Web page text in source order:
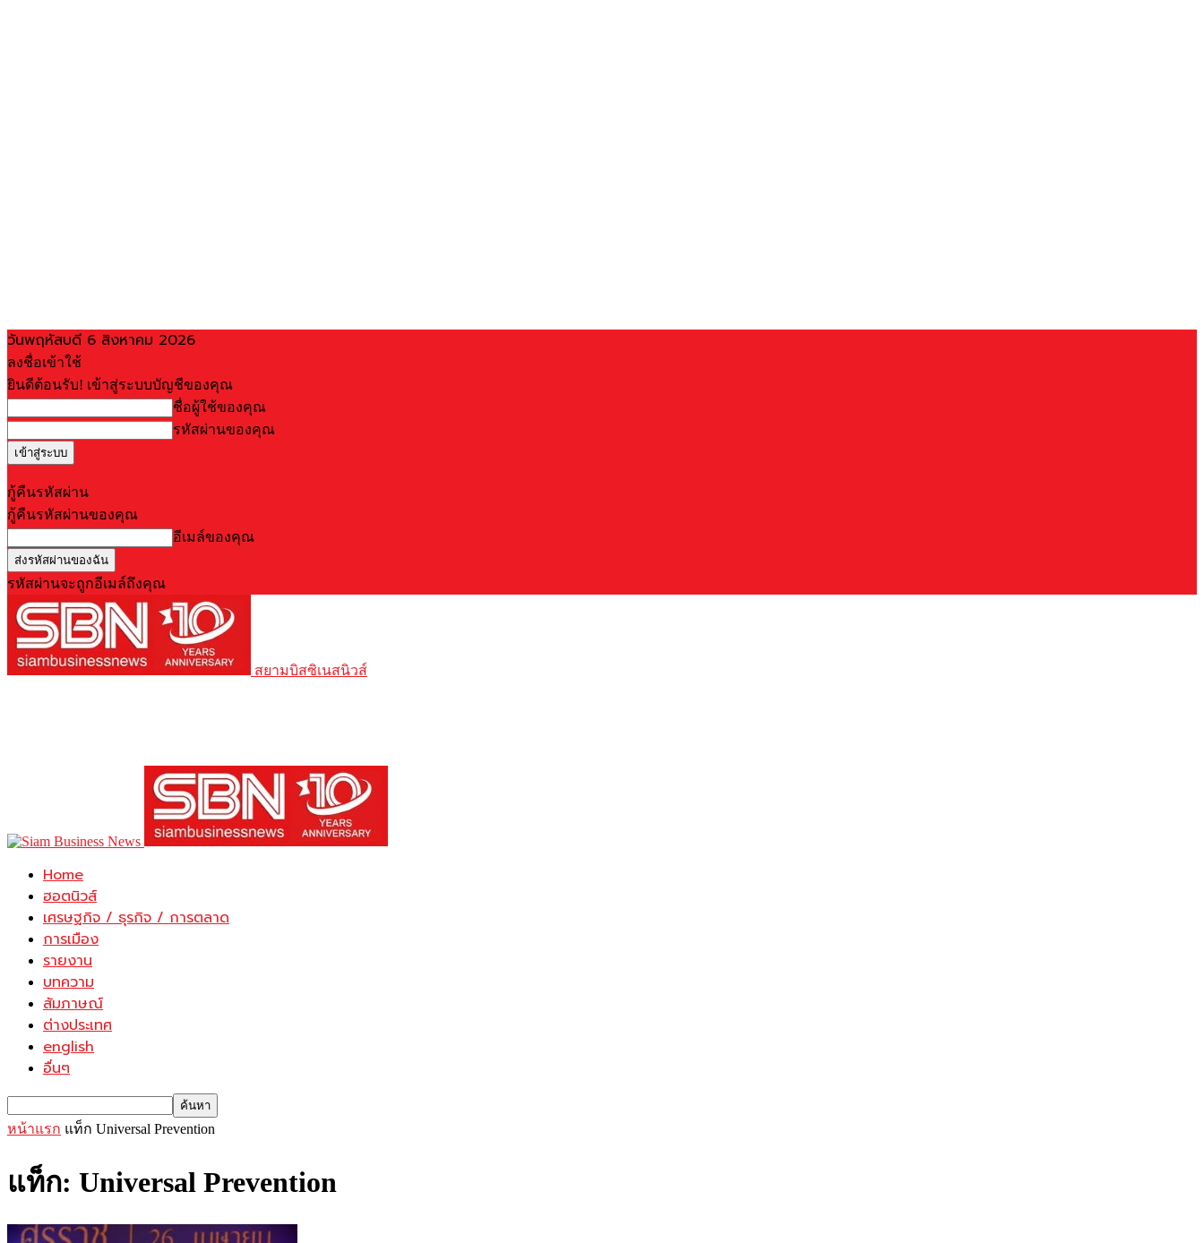
วันพฤหัสบดี 6 สิงหาคม 2026
ลงชื่อเข้าใช้
ยินดีต้อนรับ! เข้าสู่ระบบบัญชีของคุณ
ชื่อผู้ใช้ของคุณ
รหัสผ่านของคุณ
กู้คืนรหัสผ่าน
กู้คืนรหัสผ่านของคุณ
อีเมล์ของคุณ
รหัสผ่านจะถูกอีเมล์ถึงคุณ
สยามบิสซิเนสนิวส์
Home
ฮอตนิวส์
เศรษฐกิจ / ธุรกิจ / การตลาด
การเมือง
รายงาน
บทความ
สัมภาษณ์
ต่างประเทศ
english
อื่นๆ
หน้าแรก แท็ก Universal Prevention
แท็ก: Universal Prevention